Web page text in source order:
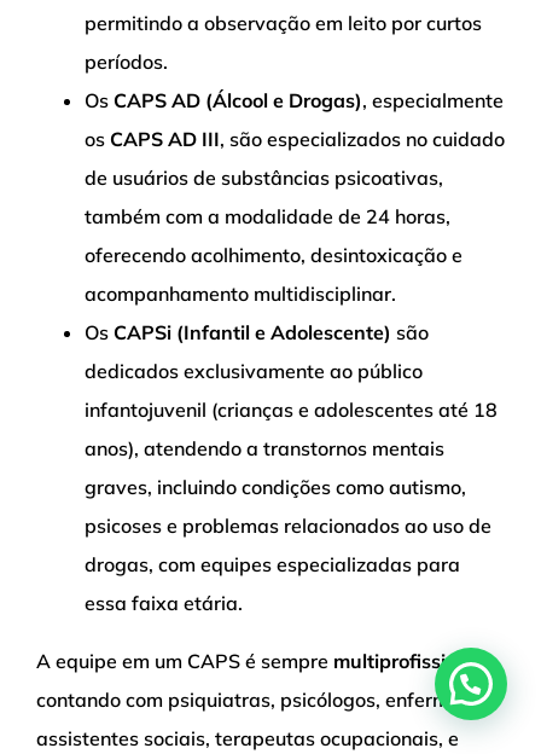
permitindo a observação em leito por curtos
períodos.
Os CAPS AD (Álcool e Drogas), especialmente
os CAPS AD III, são especializados no cuidado
de usuários de substâncias psicoativas,
também com a modalidade de 24 horas,
oferecendo acolhimento, desintoxicação e
acompanhamento multidisciplinar.
Os CAPSi (Infantil e Adolescente) são
dedicados exclusivamente ao público
infantojuvenil (crianças e adolescentes até 18
anos), atendendo a transtornos mentais
graves, incluindo condições como autismo,
psicoses e problemas relacionados ao uso de
drogas, com equipes especializadas para
essa faixa etária.
A equipe em um CAPS é sempre multiprofissional,
contando com psiquiatras, psicólogos, enfermeiros,
assistentes sociais, terapeutas ocupacionais, e